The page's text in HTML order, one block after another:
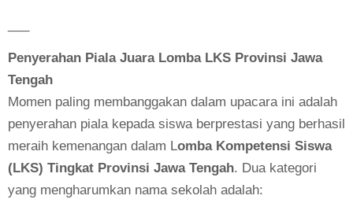
Penyerahan Piala Juara Lomba LKS Provinsi Jawa
Tengah
Momen paling membanggakan dalam upacara ini adalah
penyerahan piala kepada siswa berprestasi yang berhasil
meraih kemenangan dalam Lomba Kompetensi Siswa
(LKS) Tingkat Provinsi Jawa Tengah. Dua kategori
yang mengharumkan nama sekolah adalah: